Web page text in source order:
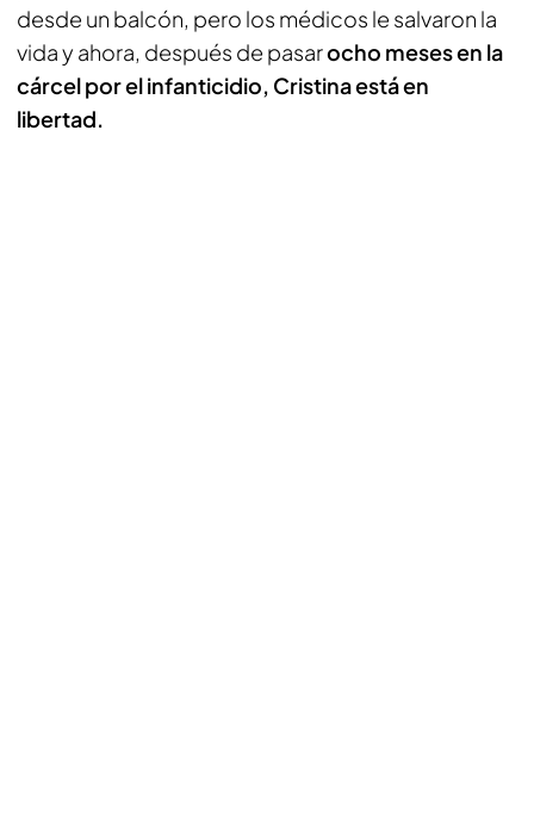
desde un balcón, pero los médicos le salvaron la
vida y ahora, después de pasarocho meses en la
cárcel por el infanticidio, Cristina está en
libertad.